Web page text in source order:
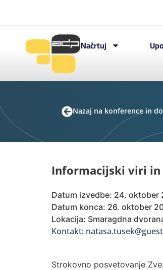
Načrtuj
Nazaj na konference in
Informacijski viri
Datum izvedbe: 24. oktober
Datum konca: 26. oktober
Lokacija: Smaragdna
Kontakt:
Strokovno posvetovanje